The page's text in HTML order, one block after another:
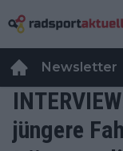
Newsletter
jüngere